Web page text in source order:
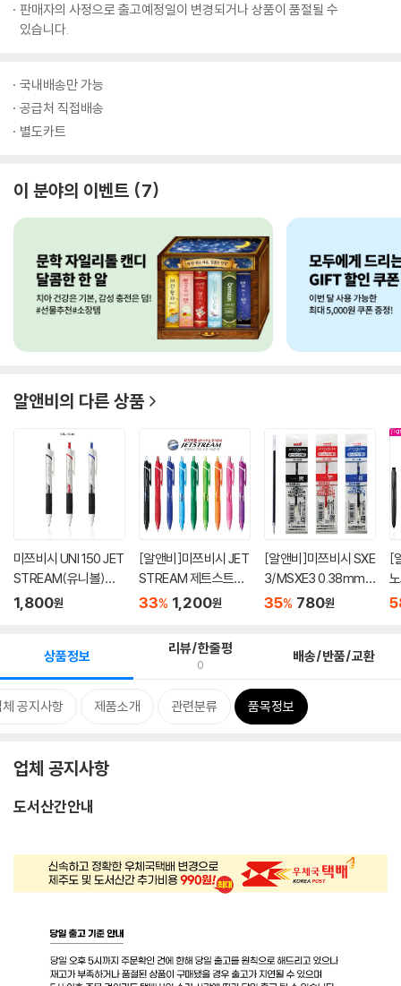
판매자의 사정으로 출고예정일이 변경되거나 상품이 품절될 수
있습니다.
국내배송만 가능
공급처 직접배송
별도카트
이 분야의 이벤트 7
알앤비의 다른 상품
미쯔비시 UNI 150 JET
STREAM(유니볼)젯
스트림 볼...
1,800원
[알앤비]미쯔비시 JET
STREAM 제트스트림
볼펜 SX...
33% 1,200원
[알앤비]미쯔비시 SXE
3/MSXE3 0.38mm
0.5mm 0.7m...
35% 780원
[
상품정보 리뷰/한줄평
0 배송/반품/교환
공지사항 제품소개 관련분류 품목정보
업체 공지사항
도서산간안내